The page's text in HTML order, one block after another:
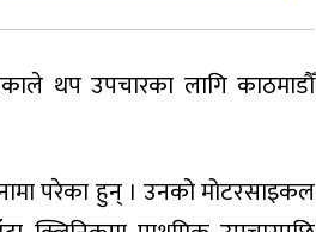
थप उपचारका लागि काठमाडौँ
परेका हुन् । उनको मोटरसाइकल